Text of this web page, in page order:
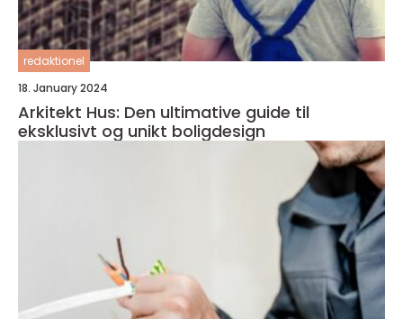
redaktionel
18. January 2024
Arkitekt Hus: Den ultimative guide til
eksklusivt og unikt boligdesign